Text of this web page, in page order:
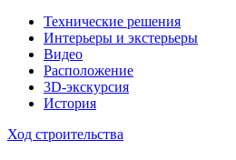
Технические решения
Интерьеры и экстерьеры
Видео
Расположение
3D-экскурсия
История
Ход строительства